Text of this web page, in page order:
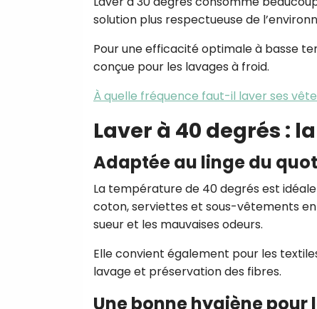
solution plus respectueuse de
Pour une efficacité optimale à basse
conçue pour les lavages à froid.
À quelle fréquence faut-il laver ses
Laver à 40 degrés :
Adaptée au linge du
La température de 40 degrés est
coton, serviettes et sous-vêtements
sueur et les mauvaises odeurs.
Elle convient également pour les
lavage et préservation des fibres.
Une bonne hygiène pour